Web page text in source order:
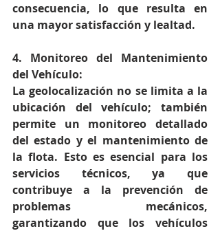
consecuencia, lo que resulta en
una mayor satisfacción y lealtad.
4. Monitoreo del Mantenimiento
del Vehículo:
La geolocalización no se limita a la
ubicación del vehículo; también
permite un monitoreo detallado
del estado y el mantenimiento de
la flota. Esto es esencial para los
servicios técnicos, ya que
contribuye a la prevención de
problemas mecánicos,
garantizando que los vehículos